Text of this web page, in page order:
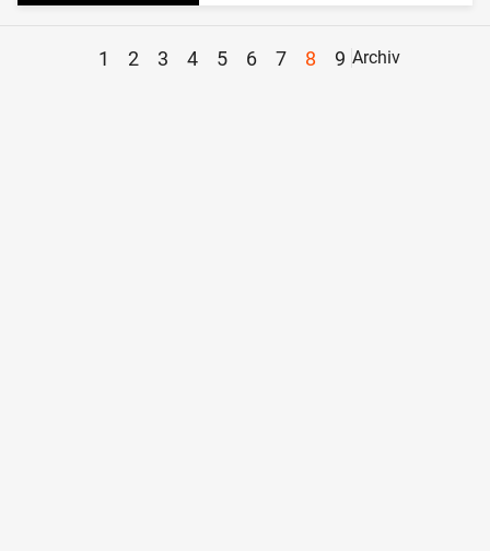
1 2 3 4 5 6 7 8 9 Archiv